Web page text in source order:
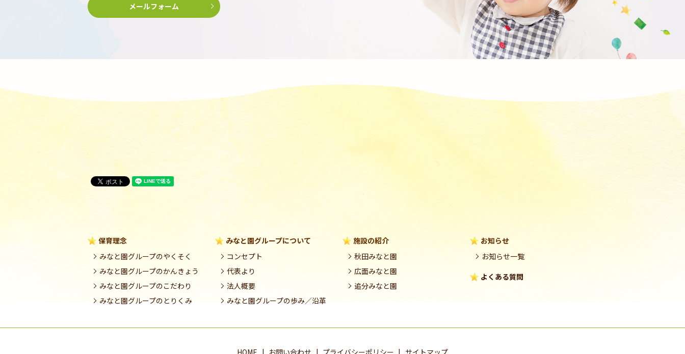
メールフォーム
保育理念
みなと園グループのやくそく
みなと園グループのかんきょう
みなと園グループのこだわり
みなと園グループのとりくみ
みなと園グループについて
コンセプト
代表より
法人概要
みなと園グループの歩み／沿革
施設の紹介
秋田みなと園
広面みなと園
追分みなと園
お知らせ
お知らせ一覧
よくある質問